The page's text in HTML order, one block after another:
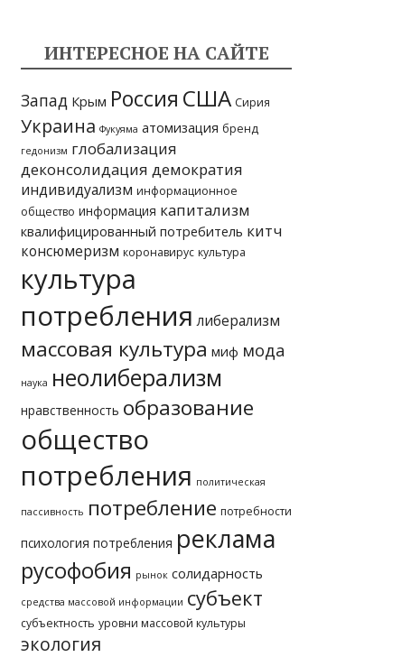
ИНТЕРЕСНОЕ НА САЙТЕ
Запад Крым Россия США Сирия
Украина Фукуяма атомизация бренд
гедонизм глобализация
деконсолидация демократия
индивидуализм информационное
общество информация капитализм
квалифицированный потребитель китч
консюмеризм коронавирус культура
культура
потребления либерализм
массовая культура миф мода
наука неолиберализм
нравственность образование
общество
потребления политическая
пассивность потребление потребности
психология потребления реклама
русофобия рынок солидарность
средства массовой информации субъект
субъектность уровни массовой культуры
экология